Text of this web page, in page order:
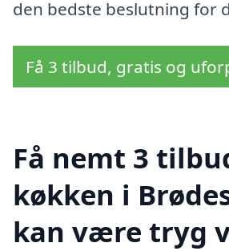
den bedste beslutning for
Få 3 tilbud, gratis og
Få nemt 3
køkken i
kan være tryg